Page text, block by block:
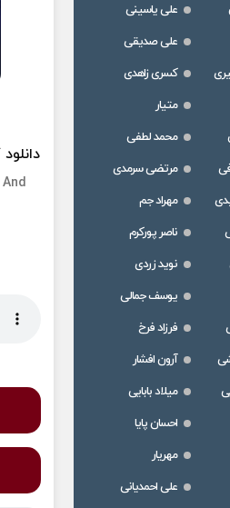
علی یاسینی
علی صدیقی
کسری زاهدی
متیار
محمد لطفی
مرتضی سرمدی
مهراد جم
ناصر پورکرم
نوید زردی
یوسف جمالی
فرزاد فرخ
آرون افشار
میلاد بابایی
احسان پایا
مهریار
علی احمدیانی